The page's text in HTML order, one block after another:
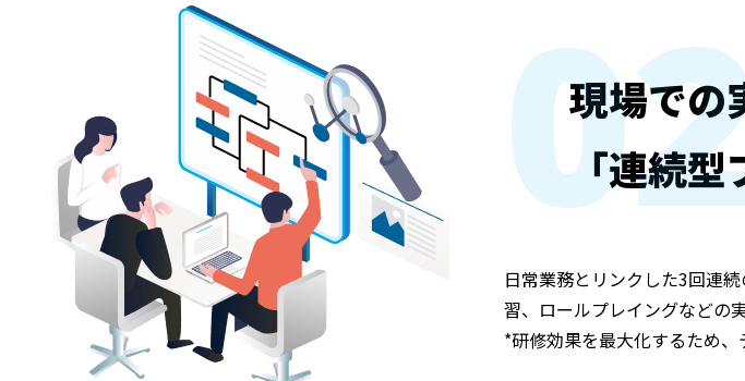
現場での
「連続型
日常業務とリンクした3回連
習、ロールプレイングなどの
*研修効果を最大化するため